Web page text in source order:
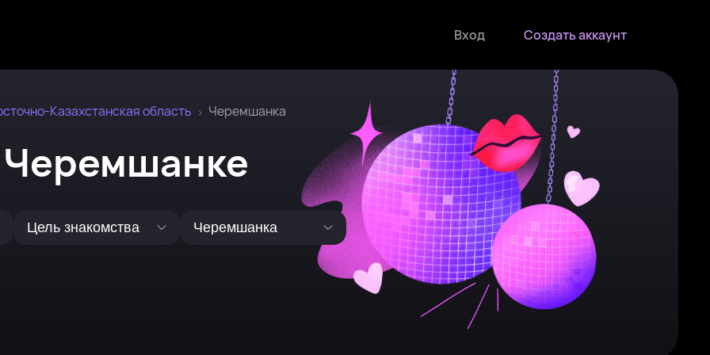
Вход Создать аккаунт
Казахстанская область Черемшанка
Черемшанке
Цель знакомства Черемшанка